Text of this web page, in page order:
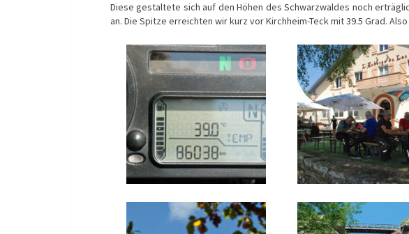
Diese gestaltete sich auf den Höhen des Schwarzwaldes noch
an. Die Spitze erreichten wir kurz vor Kirchheim-Teck mit 39.5 Grad.